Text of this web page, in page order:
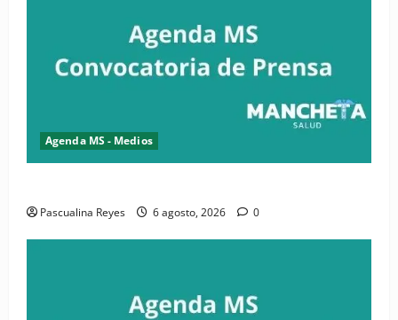
Agenda MS - Medios
Pascualina Reyes 6 agosto, 2026 0